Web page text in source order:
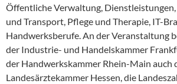
Öffentliche Verwaltung,
und Transport, Pflege und Therapie, IT-
Handwerksberufe. An der Veranstaltung
der Industrie- und Handelskammer
der Handwerkskammer Rhein-Main auch
Landesärztekammer Hessen, die